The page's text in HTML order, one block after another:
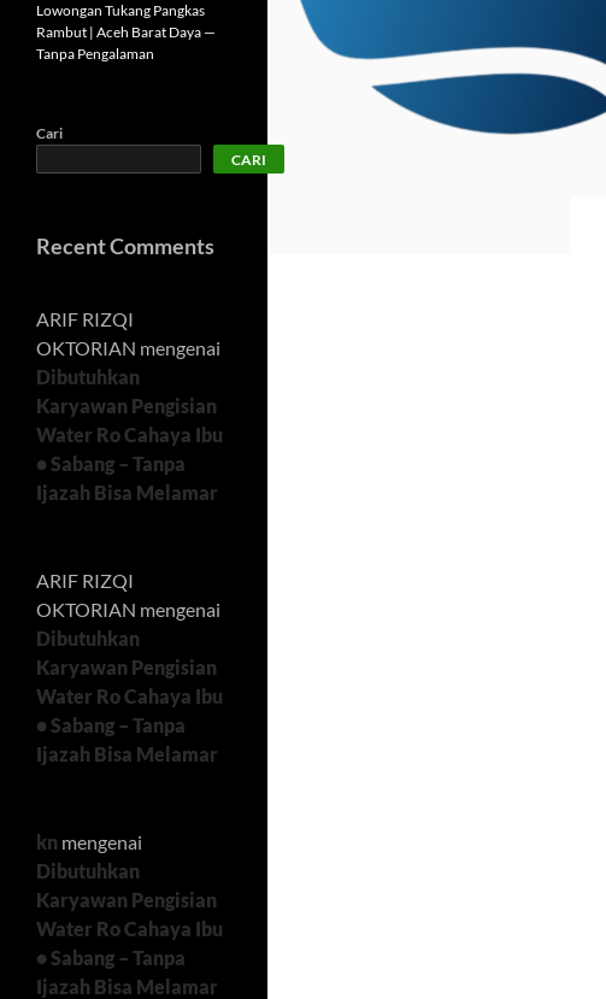
Lowongan Tukang Pangkas
Rambut | Aceh Barat Daya —
Tanpa Pengalaman
Cari
CARI
Recent Comments
ARIF RIZQI
OKTORIAN mengenai
Dibutuhkan
Karyawan Pengisian
Water Ro Cahaya Ibu
• Sabang – Tanpa
Ijazah Bisa Melamar
ARIF RIZQI
OKTORIAN mengenai
Dibutuhkan
Karyawan Pengisian
Water Ro Cahaya Ibu
• Sabang – Tanpa
Ijazah Bisa Melamar
kn mengenai
Dibutuhkan
Karyawan Pengisian
Water Ro Cahaya Ibu
• Sabang – Tanpa
Ijazah Bisa Melamar